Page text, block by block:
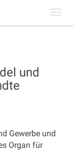
und
Gewerbe und
Organ für